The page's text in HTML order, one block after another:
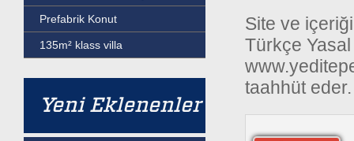
Prefabrik Konut
135m² klass villa
Yeni Eklenenler
Site ve
Türkçe
taahhüt eder.